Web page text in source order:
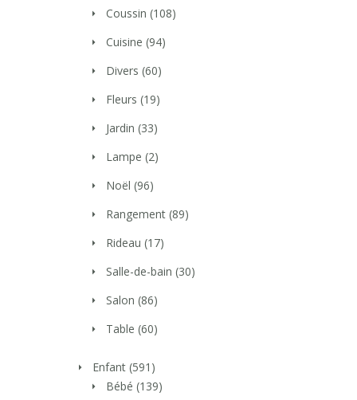
Coussin (108)
Cuisine (94)
Divers (60)
Fleurs (19)
Jardin (33)
Lampe (2)
Noël (96)
Rangement (89)
Rideau (17)
Salle-de-bain (30)
Salon (86)
Table (60)
Enfant (591)
Bébé (139)